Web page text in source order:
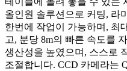
올인원 솔루션으로 커팅, 라
한번에 작업이 가능하며, 최
고, 분당 8m의 빠른 속도를
생산성을 높였으며, 스스로
조절합니다. CCD 카메라는